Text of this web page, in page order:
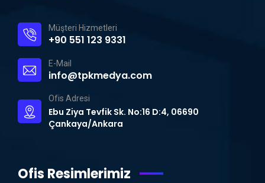
Müşteri Hizmetleri
+90 551 123 9331
E-Mail
info@tpkmedya.com
Ofis Adresi
Ebu Ziya Tevfik Sk. No:16 D:4, 06690
Çankaya/Ankara
Ofis Resimlerimiz